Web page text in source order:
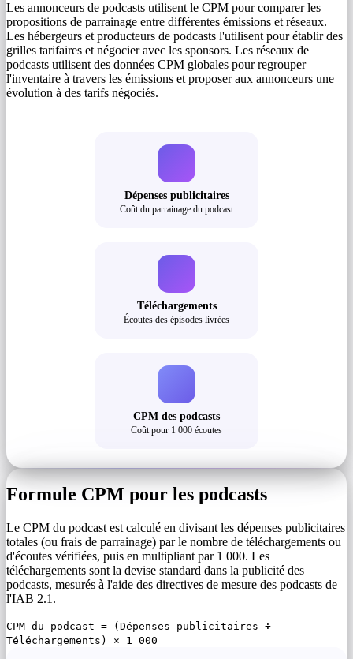
Les annonceurs de podcasts utilisent le CPM pour comparer les
propositions de parrainage entre différentes émissions et réseaux.
Les hébergeurs et producteurs de podcasts l'utilisent pour établir des
grilles tarifaires et négocier avec les sponsors. Les réseaux de
podcasts utilisent des données CPM globales pour regrouper
l'inventaire à travers les émissions et proposer aux annonceurs une
évolution à des tarifs négociés.
Dépenses publicitaires
Coût du parrainage du podcast
Téléchargements
Écoutes des épisodes livrées
CPM des podcasts
Coût pour 1 000 écoutes
Formule CPM pour les podcasts
Le CPM du podcast est calculé en divisant les dépenses publicitaires
totales (ou frais de parrainage) par le nombre de téléchargements ou
d'écoutes vérifiées, puis en multipliant par 1 000. Les
téléchargements sont la devise standard dans la publicité des
podcasts, mesurés à l'aide des directives de mesure des podcasts de
l'IAB 2.1.
CPM du podcast = (Dépenses publicitaires ÷
Téléchargements) × 1 000